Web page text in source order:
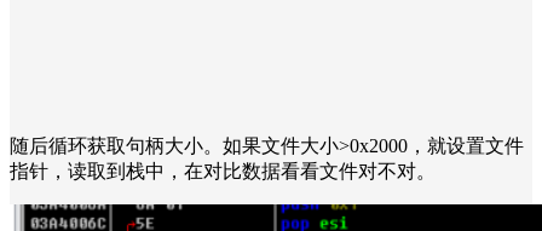
随后循环获取句柄大小。如果文件大小>0x2000，就设置文件
指针，读取到栈中，在对比数据看看文件对不对。